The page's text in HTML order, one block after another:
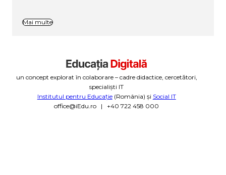
Mai multe
un concept explorat în colaborare – cadre didactice, cercetători,
specialiști IT
Institutul pentru Educație(România) și Social IT
office@iEdu.ro | +40 722 458 000